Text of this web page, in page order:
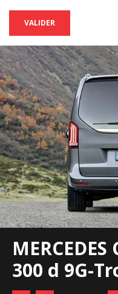
VALIDER
300 d 9G-